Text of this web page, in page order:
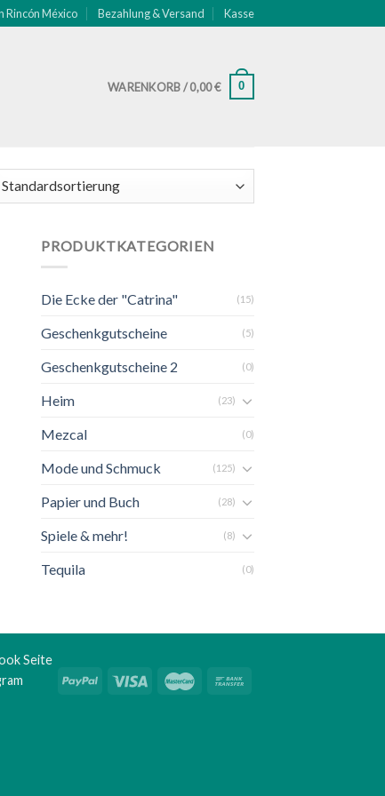
Rincón México Bezahlung & Versand Kasse
WARENKORB /0,00€ 0
PRODUKTKATEGORIEN
Die Ecke der "Catrina" (15)
Geschenkgutscheine (5)
Geschenkgutscheine 2 (0)
Heim (23)
Mezcal (0)
Mode und Schmuck (125)
Papier und Buch (28)
Spiele & mehr! (8)
Tequila (0)
Seite